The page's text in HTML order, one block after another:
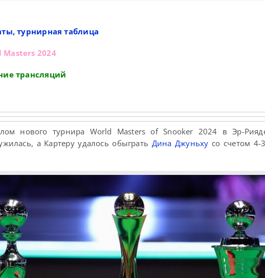
турнирная таблица
2024
трансляций
нового турнира World Masters of Snooker 2024 в Эр-
а Картеру удалось обыграть Дина Джуньху со счетом